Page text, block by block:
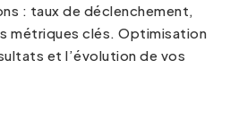
: taux de déclenchement,
métriques clés. Optimisation
et l’évolution de vos